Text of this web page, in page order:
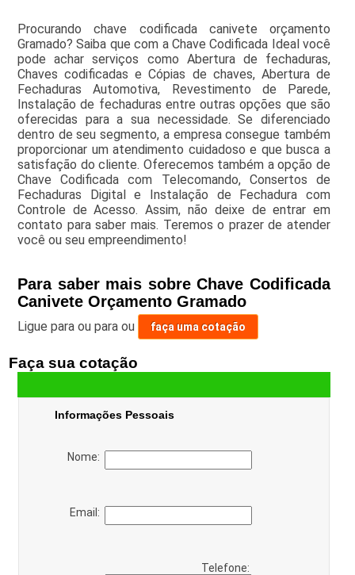
Procurando chave codificada canivete orçamento
Gramado? Saiba que com a Chave Codificada Ideal você
pode achar serviços como Abertura de fechaduras,
Chaves codificadas e Cópias de chaves, Abertura de
Fechaduras Automotiva, Revestimento de Parede,
Instalação de fechaduras entre outras opções que são
oferecidas para a sua necessidade. Se diferenciado
dentro de seu segmento, a empresa consegue também
proporcionar um atendimento cuidadoso e que busca a
satisfação do cliente. Oferecemos também a opção de
Chave Codificada com Telecomando, Consertos de
Fechaduras Digital e Instalação de Fechadura com
Controle de Acesso. Assim, não deixe de entrar em
contato para saber mais. Teremos o prazer de atender
você ou seu empreendimento!
Para saber mais sobre Chave Codificada
Canivete Orçamento Gramado
Ligue para ou para ou faça uma cotação
Faça sua cotação
Informações Pessoais
Nome:
Email:
Telefone: